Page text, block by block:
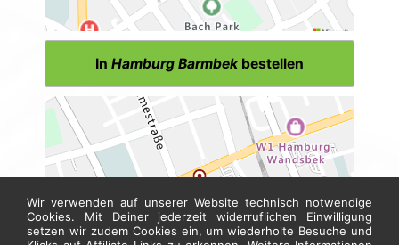
In Hamburg Barmbekbestellen
Wir verwenden auf unserer Website technisch notwendige
Cookies. Mit Deiner jederzeit widerruflichen Einwilligung
setzen wir zudem Cookies ein, um wiederholte Besuche und